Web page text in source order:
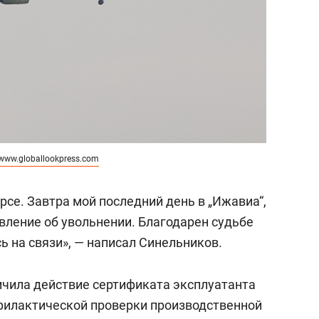
Завтра мой последний день в „Ижавиа“,
об увольнении. Благодарен судьбе
на связи», — написал Синельников.
действие сертификата эксплуатанта
проверки производственной